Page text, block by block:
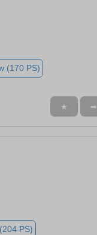
(170 PS)
★ ➦
PS)